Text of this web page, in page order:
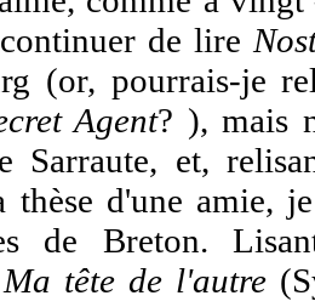
de lire
(or, pourrais-je
Agent? ), mais
Sarraute, et,
thèse d'une amie,
de Breton.
Ma tête de l'autre